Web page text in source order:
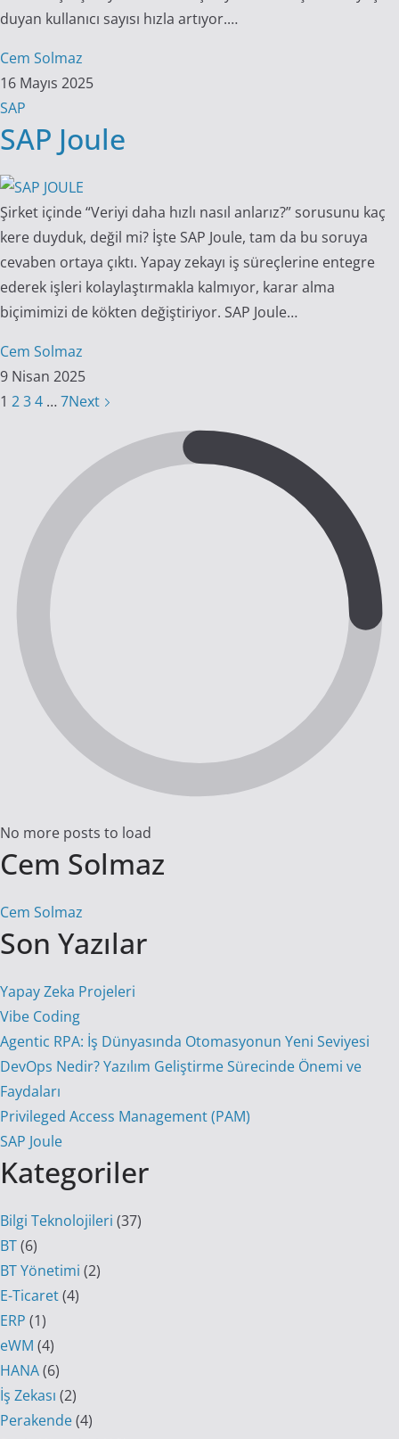
duyan kullanıcı sayısı hızla artıyor.…
Cem Solmaz
16 Mayıs 2025
SAP
SAP Joule
Şirket içinde “Veriyi daha hızlı nasıl anlarız?” sorusunu kaç
kere duyduk, değil mi? İşte SAP Joule, tam da bu soruya
cevaben ortaya çıktı. Yapay zekayı iş süreçlerine entegre
ederek işleri kolaylaştırmakla kalmıyor, karar alma
biçimimizi de kökten değiştiriyor. SAP Joule…
Cem Solmaz
9 Nisan 2025
1 234 …7Next
No more posts to load
Cem Solmaz
Cem Solmaz
Son Yazılar
Yapay Zeka Projeleri
Vibe Coding
Agentic RPA: İş Dünyasında Otomasyonun Yeni Seviyesi
DevOps Nedir? Yazılım Geliştirme Sürecinde Önemi ve
Faydaları
Privileged Access Management (PAM)
SAP Joule
Kategoriler
Bilgi Teknolojileri (37)
BT(6)
BT Yönetimi (2)
E-Ticaret(4)
ERP (1)
eWM (4)
HANA(6)
İş Zekası (2)
Perakende(4)